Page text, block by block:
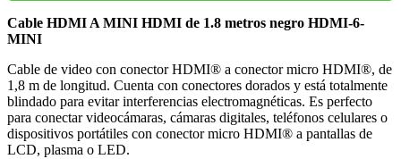
Cable HDMI A MINI HDMI de 1.8 metros negro HDMI-6-
MINI
Cable de video con conector HDMI® a conector micro HDMI®, de
1,8 m de longitud. Cuenta con conectores dorados y está totalmente
blindado para evitar interferencias electromagnéticas. Es perfecto
para conectar videocámaras, cámaras digitales, teléfonos celulares o
dispositivos portátiles con conector micro HDMI® a pantallas de
LCD, plasma o LED.